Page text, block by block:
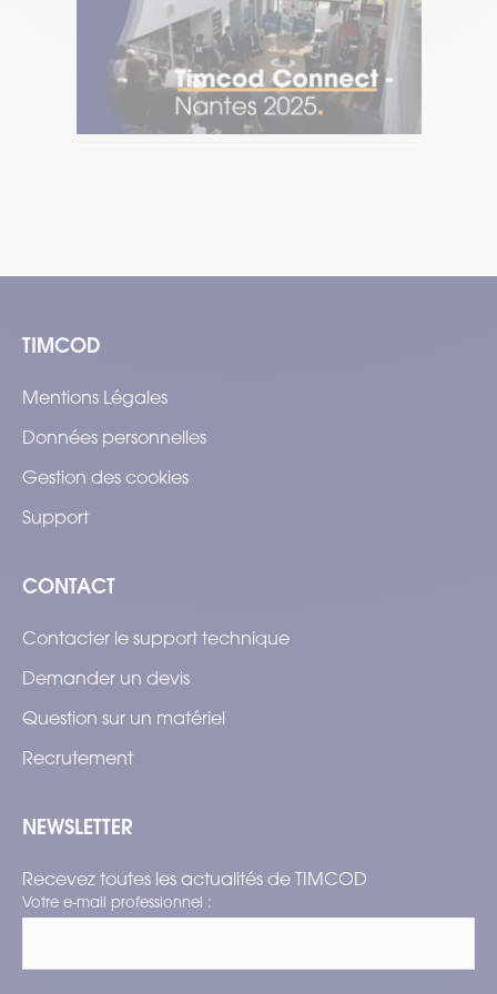
Timcod Connect Nantes 2025
Temps de lecture : 2 min – Lire l’article
TIMCOD
Mentions Légales
Données personnelles
Gestion des cookies
Support
CONTACT
Contacter le support technique
Demander un devis
Question sur un matériel
Recrutement
NEWSLETTER
Recevez toutes les actualités de TIMCOD
Votre e-mail professionnel :